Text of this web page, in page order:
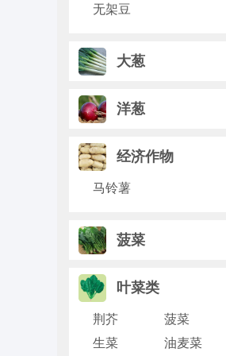
无架豆
大葱
洋葱
经济作物
马铃薯
菠菜
叶菜类
荆芥
菠菜
生菜
油麦菜